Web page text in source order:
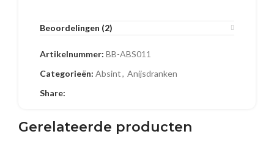
Beoordelingen (2)
Artikelnummer: BB-ABS011
Categorieën: Absint, Anijsdranken
Share:
Gerelateerde producten